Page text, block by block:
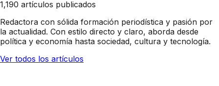
1,190 artículos publicados
Redactora con sólida formación periodística y pasión por
la actualidad. Con estilo directo y claro, aborda desde
política y economía hasta sociedad, cultura y tecnología.
Ver todos los artículos